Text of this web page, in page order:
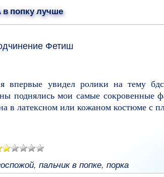
в попку лучше
Фетиш
впервые увидел ролики на тему
поднялись мои самые сокровенные
в латексном или кожаном костюме с
, пальчик в попке, порка